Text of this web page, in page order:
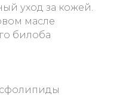
уход за кожей.
масле
билоба